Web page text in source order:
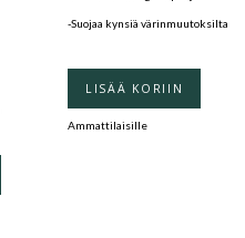
-Suojaa kynsiä värinmuutoksilta
LISÄÄ KORIIN
Ammattilaisille